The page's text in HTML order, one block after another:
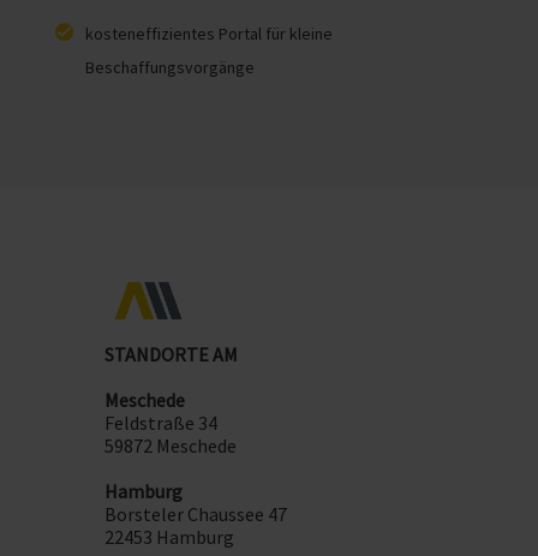
kosteneffizientes Portal für kleine
Beschaffungsvorgänge
STANDORTE AM
Meschede
Feldstraße 34
59872 Meschede
Hamburg
Borsteler Chaussee 47
22453 Hamburg